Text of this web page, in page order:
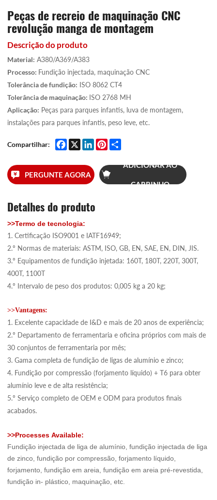
Peças de recreio de maquinação CNC
revolução manga de montagem
Descrição do produto
Material: A380/A369/A383
Processo: Fundição injectada, maquinação CNC
Tolerância de fundição: ISO 8062 CT4
Tolerância de maquinação: ISO 2768 MH
Aplicação: Peças para parques infantis, luva de montagem,
instalações para parques infantis, peso leve, etc.
Compartilhar: Facebook
X LinkedInPinterest
PERGUNTE AGORA
ADICIONAR AO
CARRINHO
Detalhes do produto
>>Termo de tecnologia:
1. Certificação ISO9001 e IATF16949;
2.º Normas de materiais: ASTM, ISO, GB, EN, SAE, EN, DIN, JIS.
3.º Equipamentos de fundição injetada: 160T, 180T, 220T, 300T,
400T, 1100T
4.º Intervalo de peso dos produtos: 0,005 kg a 20 kg;
>>Vantagens:
1. Excelente capacidade de I&D e mais de 20 anos de experiência;
2.º Departamento de ferramentaria e oficina próprios com mais de
30 conjuntos de ferramentaria por mês;
3. Gama completa de fundição de ligas de alumínio e zinco;
4. Fundição por compressão (forjamento líquido) + T6 para obter
alumínio leve e de alta resistência;
5.º Serviço completo de OEM e ODM para produtos finais
acabados.
>>Processes Available:
Fundição injectada de liga de alumínio, fundição injectada de liga
de zinco, fundição por compressão, forjamento líquido,
forjamento, fundição em areia, fundição em areia pré-revestida,
fundição in- plástico, maquinação, etc.